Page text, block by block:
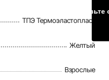
ТПЭ Термоэластопласт
Желтый
Взрослые
Оставьте